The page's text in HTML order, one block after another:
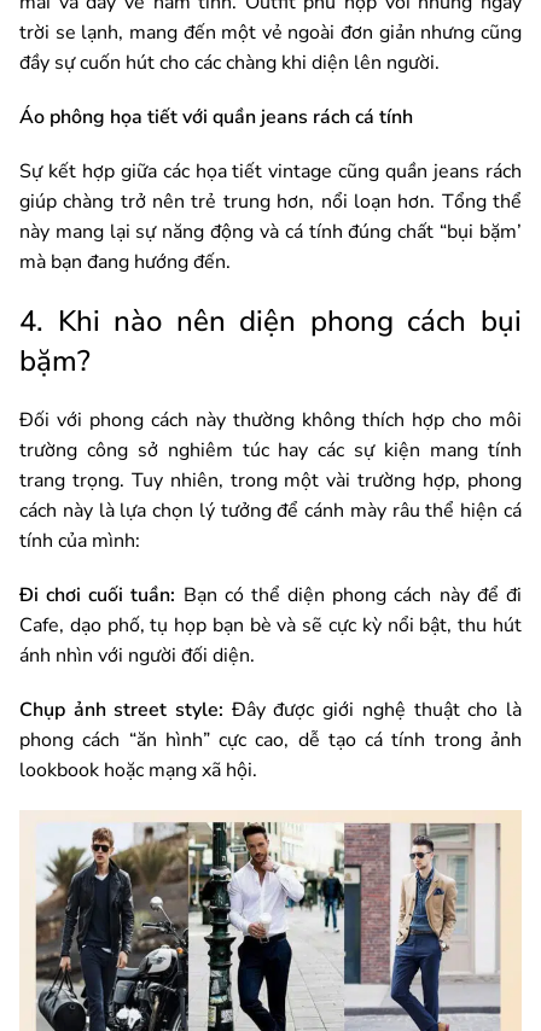
trời se lạnh, mang đến một vẻ ngoài đơn giản nhưng cũng
đầy sự cuốn hút cho các chàng khi diện lên người.
Áo phông họa tiết với quần jeans rách cá tính
Sự kết hợp giữa các họa tiết vintage cũng quần jeans rách
giúp chàng trở nên trẻ trung hơn, nổi loạn hơn. Tổng thể
này mang lại sự năng động và cá tính đúng chất “bụi bặm’
mà bạn đang hướng đến.
4. Khi nào nên diện phong cách bụi
bặm?
Đối với phong cách này thường không thích hợp cho môi
trường công sở nghiêm túc hay các sự kiện mang tính
trang trọng. Tuy nhiên, trong một vài trường hợp, phong
cách này là lựa chọn lý tưởng để cánh mày râu thể hiện cá
tính của mình:
Đi chơi cuối tuần: Bạn có thể diện phong cách này để đi
Cafe, dạo phố, tụ họp bạn bè và sẽ cực kỳ nổi bật, thu hút
ánh nhìn với người đối diện.
Chụp ảnh street style: Đây được giới nghệ thuật cho là
phong cách “ăn hình” cực cao, dễ tạo cá tính trong ảnh
lookbook hoặc mạng xã hội.